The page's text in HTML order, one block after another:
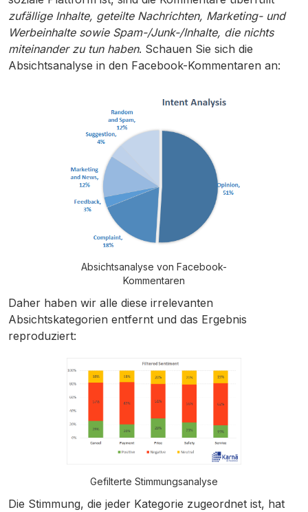
zufällige Inhalte, geteilte Nachrichten, Marketing- und
Werbeinhalte sowie Spam-/Junk-/Inhalte, die nichts
miteinander zu tun haben. Schauen Sie sich die
Absichtsanalyse in den Facebook-Kommentaren an:
Absichtsanalyse von Facebook-
Kommentaren
Daher haben wir alle diese irrelevanten
Absichtskategorien entfernt und das Ergebnis
reproduziert:
Gefilterte Stimmungsanalyse
Die Stimmung, die jeder Kategorie zugeordnet ist, hat